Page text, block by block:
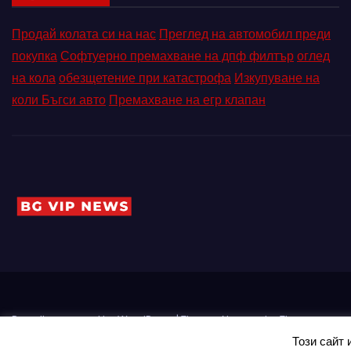
Продай колата си на нас Преглед на автомобил преди
покупкаСофтуерно премахване на дпф филтъроглед
на колаобезщетение при катастрофа Изкупуване на
коли Бъгси авто Премахване на егр клапан
Proudly powered by WordPress|Theme: Newses byThemeansar.
Този сайт